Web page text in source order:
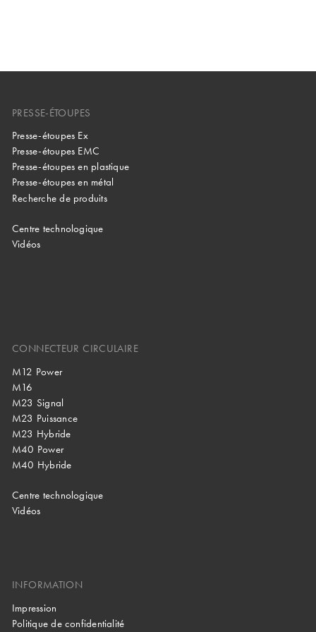
variante
Metr.
Garniture
Protection
IP 68 -
Tenue en
de -40°C à
Évaluation
(avec joint
PRESSE-ÉTOUPES
Presse-étoupes Ex
Presse-étoupes EMC
Presse-étoupes en plastique
Presse-étoupes en métal
Recherche de produits
Centre technologique
Vidéos
CONNECTEUR CIRCULAIRE
M12 Power
M16
M23 Signal
M23 Puissance
M23 Hybride
M40 Power
M40 Hybride
Centre technologique
Vidéos
INFORMATION
Impression
Politique de confidentialité